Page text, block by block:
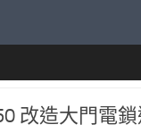
改造大門電